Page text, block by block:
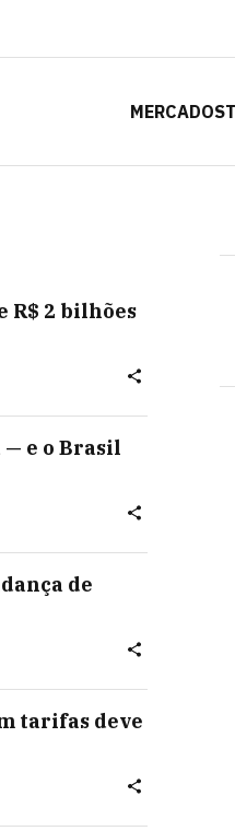
MERCADOS
R$ 2 bilhões
e o Brasil
de
tarifas deve